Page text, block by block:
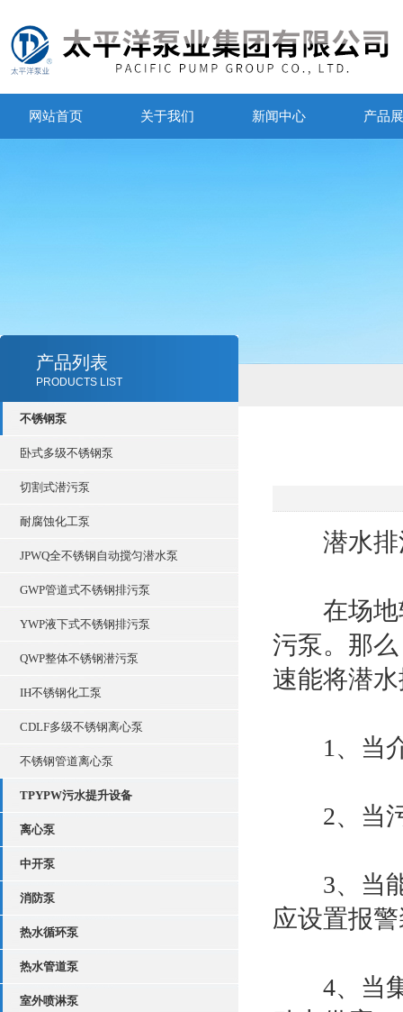
网站首页 关于我们 新闻中心 产品
产品列表
PRODUCTS LIST
不锈钢泵
卧式多级不锈钢泵
切割式潜污泵
耐腐蚀化工泵
JPWQ全不锈钢自动搅匀潜水泵
GWP管道式不锈钢排污泵
YWP液下式不锈钢排污泵
QWP整体不锈钢潜污泵
IH不锈钢化工泵
CDLF多级不锈钢离心泵
不锈钢管道离心泵
TPYPW污水提升设备
离心泵
中开泵
消防泵
热水循环泵
热水管道泵
室外喷淋泵
潜水排
在场地较
污泵。那
速能将潜
1、当介
2、当污
3、当能
应设置报
4、当集